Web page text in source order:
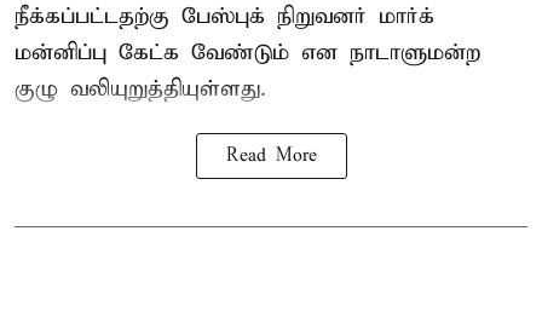
நீக்கப்பட்டதற்கு பேஸ்புக் நிறுவனர் மார்க்
மன்னிப்பு கேட்க வேண்டும் என நாடாளுமன்ற
குழு வலியுறுத்தியுள்ளது.
Read More